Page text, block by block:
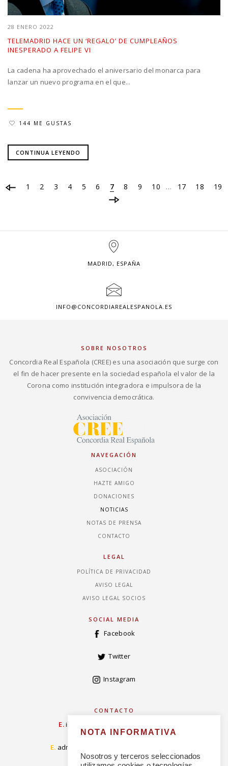
28 ENERO 2022
TELEMADRID HACE UN ‘REGALO’ DE CUMPLEAÑOS
INESPERADO A FELIPE VI
La cadena ha aprovechado el aniversario del monarca para
lanzar un nuevo programa en el que...
144 ME GUSTAS
CONTINUA LEYENDO
1 2 3 4 5 6 7 8 9 10 … 17 18 19
MADRID, ESPAÑA
INFO@CONCORDIAREALESPANOLA.ES
SOBRE NOSOTROS
Concordia Real Española (CREE) es una asociación que surge con
el fin de hacer presente en la sociedad española el valor de la
Corona como institución integradora e impulsora de la
convivencia democrática.
NAVEGACIÓN
ASOCIACIÓN
HAZTE AMIGO
DONACIONES
NOTICIAS
NOTAS DE PRENSA
CONTACTO
LEGAL
POLÍTICA DE PRIVACIDAD
AVISO LEGAL
AVISO LEGAL SOCIOS
SOCIAL MEDIA
Facebook
Twitter
Instagram
CONTACTO
E.info@concordiarealespanola.es
E. admision@concordiarealespanola.es
NOTA INFORMATIVA
Nosotros y terceros seleccionados